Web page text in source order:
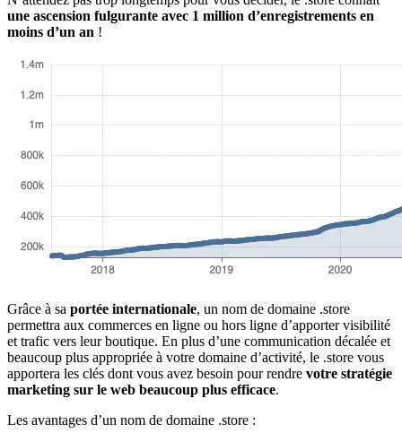
une ascension fulgurante avec 1 million d’enregistrements en
moins d’un an !
Grâce à sa portée internationale, un nom de domaine .store
permettra aux commerces en ligne ou hors ligne d’apporter visibilité
et trafic vers leur boutique. En plus d’une communication décalée et
beaucoup plus appropriée à votre domaine d’activité, le .store vous
apportera les clés dont vous avez besoin pour rendre votre stratégie
marketing sur le web beaucoup plus efficace.
Les avantages d’un nom de domaine .store :